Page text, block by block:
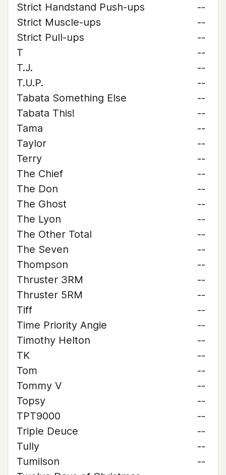
Strict Handstand Push-ups
--
Strict Muscle-ups
--
Strict Pull-ups
--
T
--
T.J.
--
T.U.P.
--
Tabata Something Else
--
Tabata This!
--
Tama
--
Taylor
--
Terry
--
The Chief
--
The Don
--
The Ghost
--
The Lyon
--
The Other Total
--
The Seven
--
Thompson
--
Thruster 3RM
--
Thruster 5RM
--
Tiff
--
Time Priority Angie
--
Timothy Helton
--
TK
--
Tom
--
Tommy V
--
Topsy
--
TPT9000
--
Triple Deuce
--
Tully
--
Tumilson
--